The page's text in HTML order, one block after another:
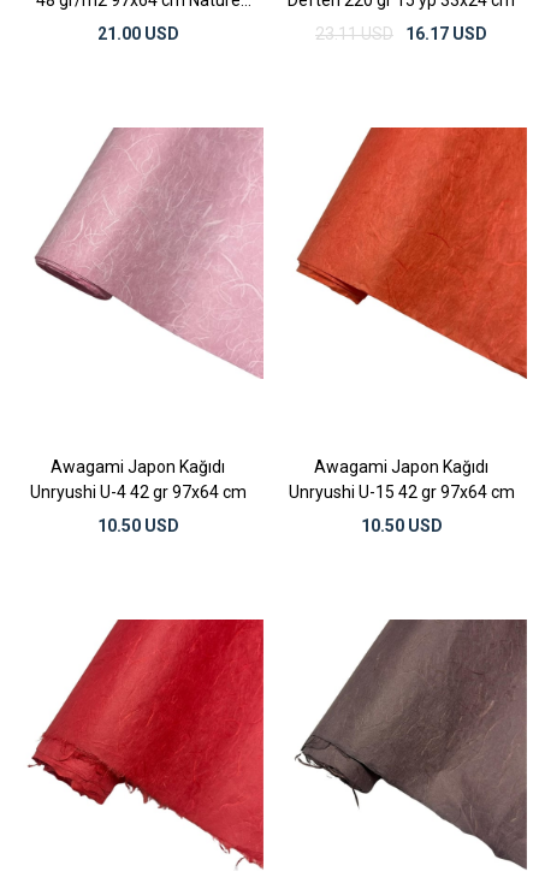
Potato
21.00 USD
16.17 USD
23.11 USD
Awagami Japon Kağıdı
Unryushi U-4 42 gr 97x64 cm
10.50 USD
Awagami Japon Kağıdı
Unryushi U-15 42 gr 97x64 cm
10.50 USD